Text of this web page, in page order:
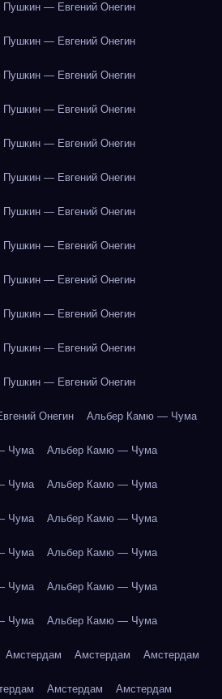
Пушкин — Евгений Онегин
Пушкин — Евгений Онегин
Пушкин — Евгений Онегин
Пушкин — Евгений Онегин
Пушкин — Евгений Онегин
Пушкин — Евгений Онегин
Пушкин — Евгений Онегин
Пушкин — Евгений Онегин
Пушкин — Евгений Онегин
Пушкин — Евгений Онегин
Пушкин — Евгений Онегин
Пушкин — Евгений Онегин
Онегин Альбер Камю — Чума
Чума Альбер Камю — Чума
Чума Альбер Камю — Чума
Чума Альбер Камю — Чума
Чума Альбер Камю — Чума
Чума Альбер Камю — Чума
Чума Альбер Камю — Чума
Амстердам Амстердам Амстердам
Амстердам Амстердам